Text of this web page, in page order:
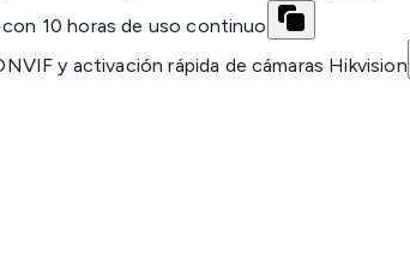
10 horas de uso continuo
y activación rápida de cámaras Hikvision